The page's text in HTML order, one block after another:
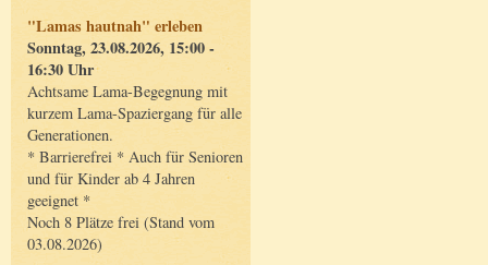
"Lamas hautnah" erleben
Sonntag, 23.08.2026, 15:00 -
16:30 Uhr
Achtsame Lama-Begegnung mit
kurzem Lama-Spaziergang für alle
Generationen.
* Barrierefrei * Auch für Senioren
und für Kinder ab 4 Jahren
geeignet *
Noch 8 Plätze frei (Stand vom
03.08.2026)